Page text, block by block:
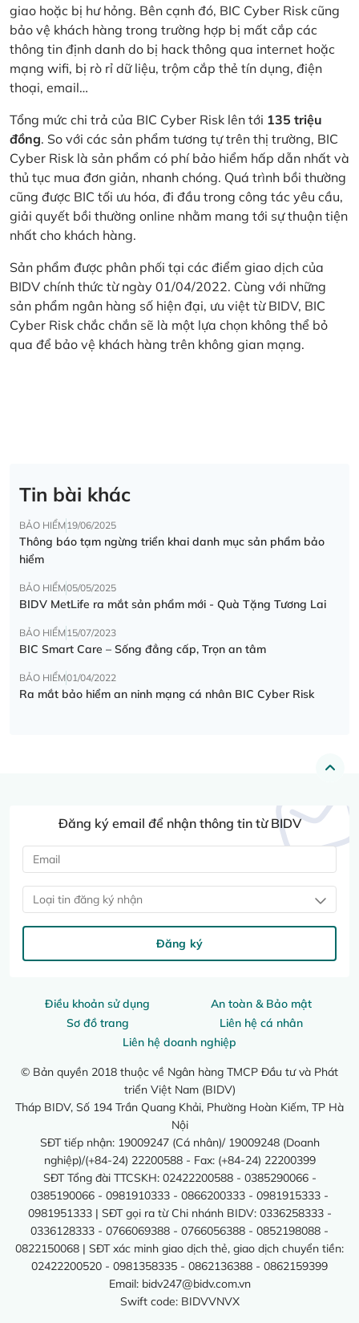
giao hoặc bị hư hỏng. Bên cạnh đó, BIC Cyber Risk cũng
bảo vệ khách hàng trong trường hợp bị mất cắp các
thông tin định danh do bị hack thông qua internet hoặc
mạng wifi, bị rò rỉ dữ liệu, trộm cắp thẻ tín dụng, điện
thoại, email…
Tổng mức chi trả của BIC Cyber Risk lên tới 135 triệu
đồng. So với các sản phẩm tương tự trên thị trường, BIC
Cyber Risk là sản phẩm có phí bảo hiểm hấp dẫn nhất và
thủ tục mua đơn giản, nhanh chóng. Quá trình bồi thường
cũng được BIC tối ưu hóa, đi đầu trong công tác yêu cầu,
giải quyết bồi thường online nhằm mang tới sự thuận tiện
nhất cho khách hàng.
Sản phẩm được phân phối tại các điểm giao dịch của
BIDV chính thức từ ngày 01/04/2022. Cùng với những
sản phẩm ngân hàng số hiện đại, ưu việt từ BIDV, BIC
Cyber Risk chắc chắn sẽ là một lựa chọn không thể bỏ
qua để bảo vệ khách hàng trên không gian mạng.
Tin bài khác
BẢO HIỂM19/06/2025
Thông báo tạm ngừng triển khai danh mục sản phẩm bảo
hiểm
BẢO HIỂM05/05/2025
BIDV MetLife ra mắt sản phẩm mới - Quà Tặng Tương Lai
BẢO HIỂM15/07/2023
BIC Smart Care – Sống đẳng cấp, Trọn an tâm
BẢO HIỂM01/04/2022
Ra mắt bảo hiểm an ninh mạng cá nhân BIC Cyber Risk
Điều khoản sử dụng
An toàn & Bảo mật
Sơ đồ trang
Liên hệ cá nhân
Liên hệ doanh nghiệp
© Bản quyền 2018 thuộc về Ngân hàng TMCP Đầu tư và Phát
triển Việt Nam (BIDV)
Tháp BIDV, Số 194 Trần Quang Khải, Phường Hoàn Kiếm, TP Hà
Nội
SĐT tiếp nhận: 19009247 (Cá nhân)/ 19009248 (Doanh
nghiệp)/(+84-24) 22200588 - Fax: (+84-24) 22200399
SĐT Tổng đài TTCSKH: 02422200588 - 0385290066 -
0385190066 - 0981910333 - 0866200333 - 0981915333 -
0981951333 | SĐT gọi ra từ Chi nhánh BIDV: 0336258333 -
0336128333 - 0766069388 - 0766056388 - 0852198088 -
0822150068 | SĐT xác minh giao dịch thẻ, giao dịch chuyển tiền:
02422200520 - 0981358335 - 0862136388 - 0862159399
Email: bidv247@bidv.com.vn
Swift code: BIDVVNVX
Đăng ký email để nhận thông tin từ BIDV
Loại tin đăng ký nhận
Đăng ký